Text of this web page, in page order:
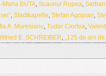
Maria BUTA, Scaunul Rupea,
, Stadtkapelle, Stefan Agopian,
A. Muresianu, Tudor Ciortea,
E. SCHREIBER, „125 de ani